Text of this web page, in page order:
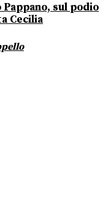
sul podio
Cecilia